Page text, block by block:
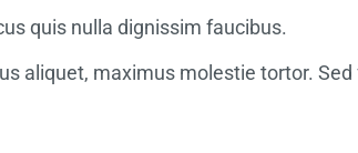
quis nulla dignissim faucibus.
aliquet, maximus molestie tortor.